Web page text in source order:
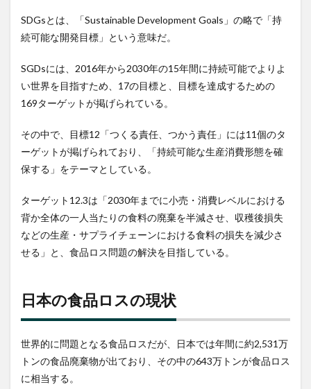
グサ
ービ
8
まと
め
SDGsとは、「Sustainable Development Goals」の略で「持
続可能な開発目標」という意味だ。
SGDsには、2016年から2030年の15年間に持続可能でよりよ
い世界を目指すため、17の目標と、目標を達成するための
169ターゲットが掲げられている。
その中で、目標12「つくる責任、つかう責任」には11個のタ
ーゲットが掲げられており、「持続可能な生産消費形態を確
保する」をテーマとしている。
ターゲット12.3は「2030年までに小売・消費レベルにおける
背か全体の一人当たりの食料の廃棄を半減させ、収穫後損失
などの生産・サプライチェーンにおける食料の損失を減少さ
せる」と、食品ロス問題の解決を目指している。
日本の食品ロスの現状
世界的に問題となる食品ロスだが、日本では年間に約2,531万
トンの食品廃棄物が出ており、その中の643万トンが食品ロス
に相当する。